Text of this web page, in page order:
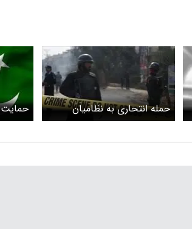
حمله انتحاری به نظامیان
پاکستانی هشت کشته برجای
در